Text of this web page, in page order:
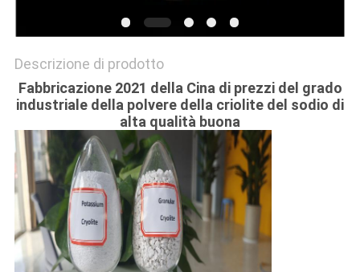
Descrizione di prodotto
Fabbricazione 2021 della Cina di prezzi del grado
industriale della polvere della criolite del sodio di
alta qualità buona